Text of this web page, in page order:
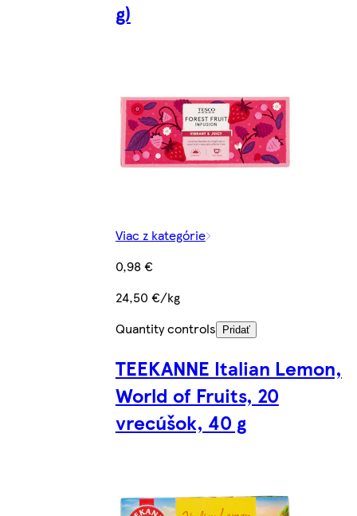
g)
Viac z kategórie
0,98 €
24,50 €/kg
Quantity controls
Pridať
TEEKANNE Italian Lemon,
World of Fruits, 20
vrecúšok, 40 g